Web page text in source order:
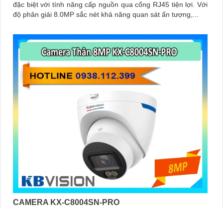
đặc biệt với tính năng cấp nguồn qua cổng RJ45 tiện lợi. Với
độ phân giải 8.0MP sắc nét khả năng quan sát ấn tượng,...
CAMERA KX-C8004SN-PRO